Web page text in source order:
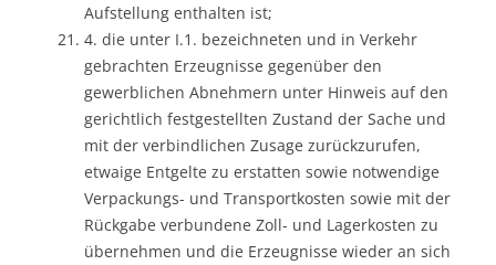
Aufstellung enthalten ist;
4. die unter I.1. bezeichneten und in Verkehr
gebrachten Erzeugnisse gegenüber den
gewerblichen Abnehmern unter Hinweis auf den
gerichtlich festgestellten Zustand der Sache und
mit der verbindlichen Zusage zurückzurufen,
etwaige Entgelte zu erstatten sowie notwendige
Verpackungs- und Transportkosten sowie mit der
Rückgabe verbundene Zoll- und Lagerkosten zu
übernehmen und die Erzeugnisse wieder an sich